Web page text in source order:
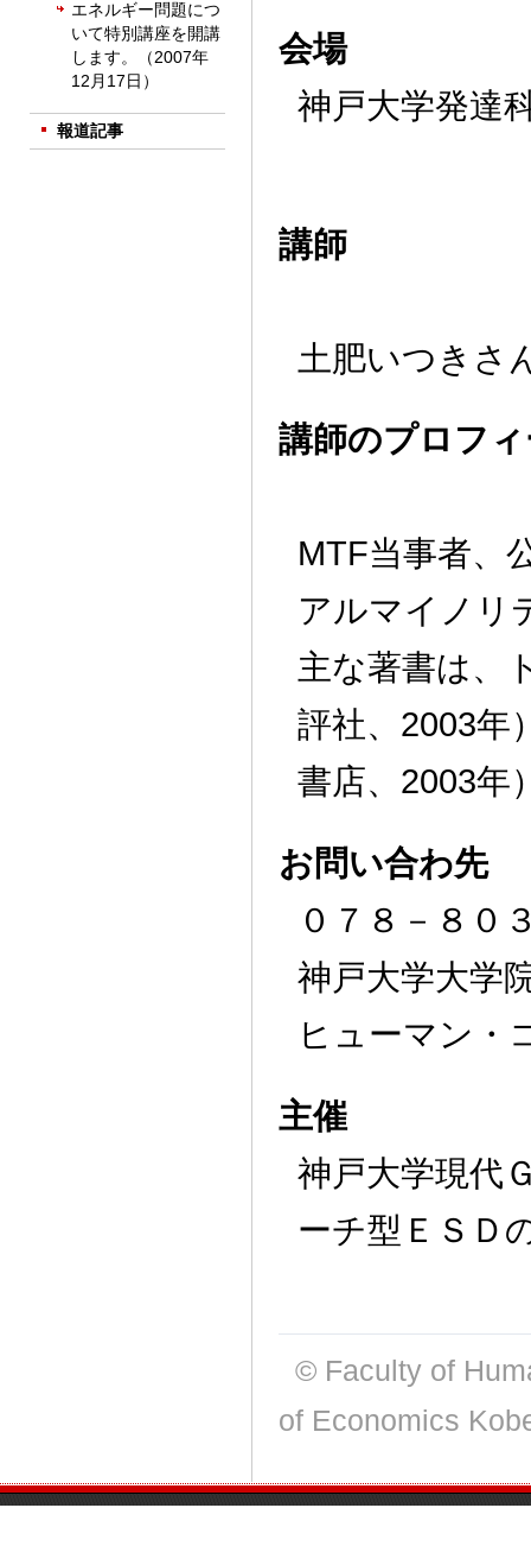
エネルギー問題につ
いて特別講座を開講
します。（2007年
12月17日）
報道記事
会場
神戸大学発達
講師
土肥いつきさ
講師のプロフ
MTF当事者、
アルマイノリ
主な著書は、
評社、2003年
書店、2003年
お問い合わ先
０７８－８０
神戸大学大学
ヒューマン・
主催
神戸大学現代
ーチ型ＥＳＤ
© Faculty of
of Economics